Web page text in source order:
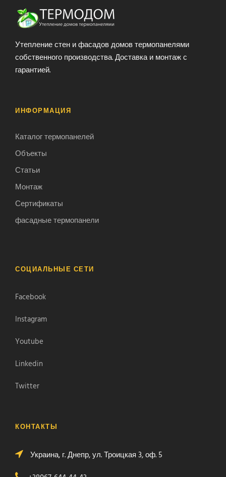
Утепление стен и фасадов домов термопанелями
собственного производства. Доставка и монтаж с
гарантией.
ИНФОРМАЦИЯ
Каталог термопанелей
Объекты
Статьи
Монтаж
Сертификаты
фасадные термопанели
СОЦИАЛЬНЫЕ СЕТИ
Facebook
Instagram
Youtube
Linkedin
Twitter
КОНТАКТЫ
Украина, г. Днепр, ул. Троицкая 3, оф. 5